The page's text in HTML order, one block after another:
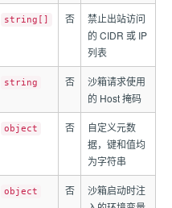
string[] 否
禁止出站访问
的 CIDR 或 IP
列表
string 否
沙箱请求使用
的 Host 掩码
object 否
自定义元数
据，键和值均
为字符串
object 否
沙箱启动时注